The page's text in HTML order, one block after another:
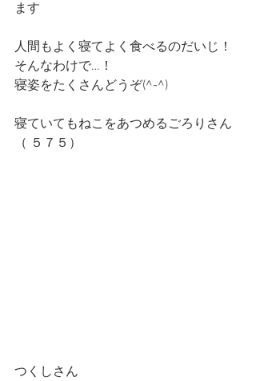
ます
人間もよく寝てよく食べるのだいじ！
そんなわけで…！
寝姿をたくさんどうぞ(^-^)
寝ていてもねこをあつめるごろりさん
（ ５７５）
つくしさん